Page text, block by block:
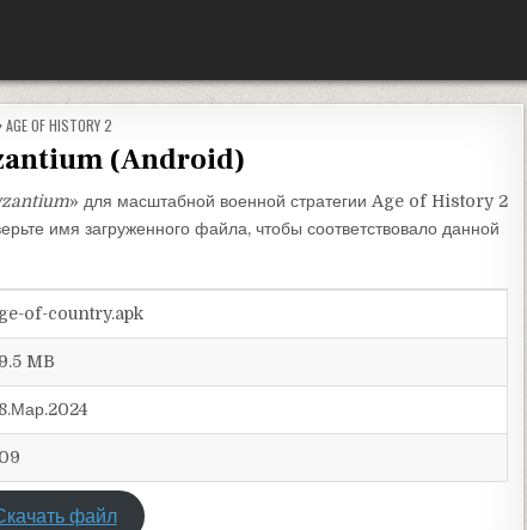
ОПУБЛИКОВАНО В
AGE OF HISTORY 2
(Android)
» для масштабной военной стратегии Age of History 2
имя загруженного файла, чтобы соответствовало данной
of-country.apk
MB
файл